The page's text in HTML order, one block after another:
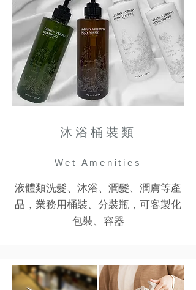
沐浴桶裝類
Wet Amenities
液體類洗髮、沐浴、潤髮、潤膚等產
品，業務用桶裝、分裝瓶，可客製化
包裝、容器